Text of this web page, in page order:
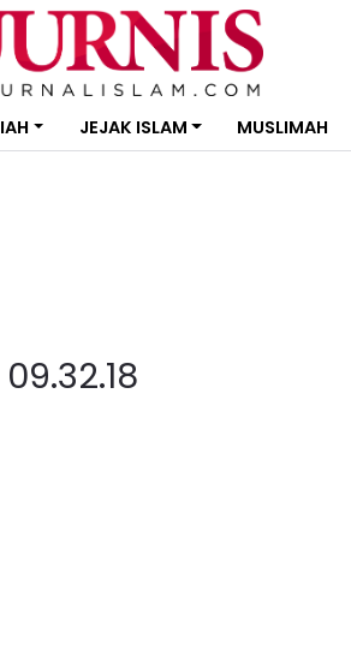
JEJAK ISLAM MUSLIMAH